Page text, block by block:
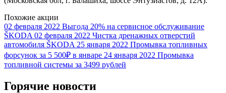
Похожие акции
02 февраля 2022 Выгода 20% на сервисное обслуживание
ŠKODA 02 февраля 2022 Чистка дренажных отверстий
автомобиля ŠKODA 25 января 2022 Промывка топливных
форсунок за 5 500₽ в январе 24 января 2022 Промывка
топливной системы за 3499 рублей
Горячие новости